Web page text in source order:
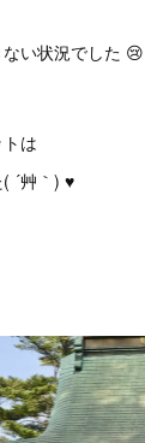
い状況でした 😢
は
´艸｀) ♥